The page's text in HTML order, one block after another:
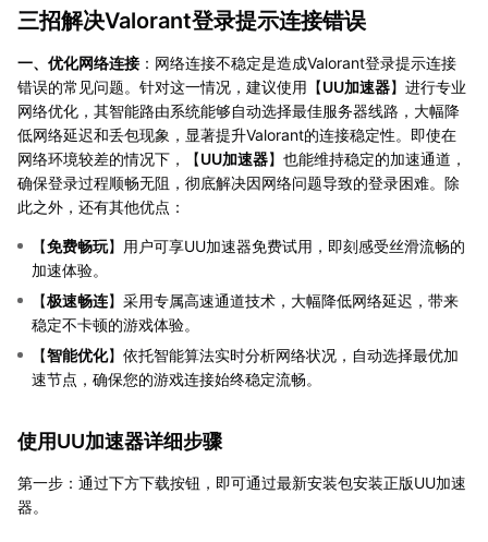
三招解决Valorant登录提示连接错误
一、优化网络连接 ：网络连接不稳定是造成Valorant登录提示连接
错误的常见问题。针对这一情况，建议使用【UU加速器】进行专业
网络优化，其智能路由系统能够自动选择最佳服务器线路，大幅降
低网络延迟和丢包现象，显著提升Valorant的连接稳定性。即使在
网络环境较差的情况下，【UU加速器】也能维持稳定的加速通道，
确保登录过程顺畅无阻，彻底解决因网络问题导致的登录困难。除
此之外，还有其他优点：
【免费畅玩】用户可享UU加速器免费试用，即刻感受丝滑流畅的
加速体验。
【极速畅连】采用专属高速通道技术，大幅降低网络延迟，带来
稳定不卡顿的游戏体验。
【智能优化】依托智能算法实时分析网络状况，自动选择最优加
速节点，确保您的游戏连接始终稳定流畅。
使用UU加速器详细步骤
第一步：通过下方下载按钮，即可通过最新安装包安装正版UU加速
器。